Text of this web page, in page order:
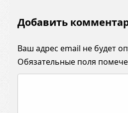
Добавить
Ваш адрес email не будет
Обязательные поля